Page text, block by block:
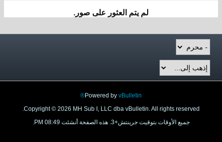
لم يتم العثور على صور.
Powered by vBulletin®
Copyright © 2026 MH Sub I, LLC dba vBulletin. All rights reserved.
جميع الأوقات بتوقيت جرينتش+3. هذه الصفحة أنشئت 08:49 PM.